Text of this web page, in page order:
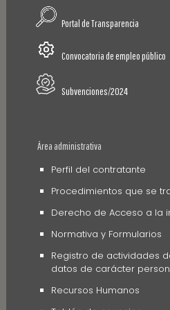
Portal de Transparencia
Convocatoria de empleo público
Subvenciones/2024
Área administrativa
Perfil del contratante
Procedimientos que se
Derecho de Acceso a la
Normativa y Formularios
Registro de actividades
datos de carácter
Recursos Humanos